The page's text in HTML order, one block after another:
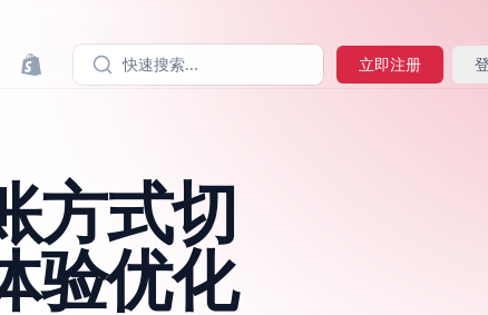
快速搜索... 立即注册
方式切
验优化